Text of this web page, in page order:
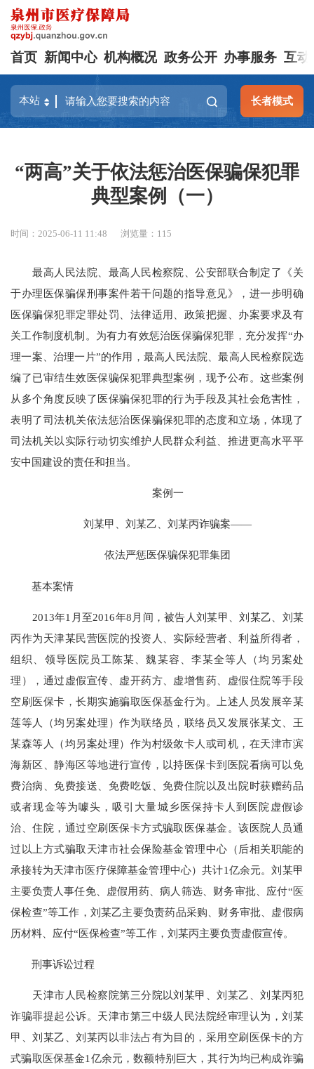
首页 新闻中心 机构概况 政务公开 办事服务 互动
长者模式
“两高”关于依法惩治医保骗保犯罪
典型案例（一）
时间：2025-06-11 11:48 浏览量： 115
最高人民法院、最高人民检察院、公安部联合制定了《关
于办理医保骗保刑事案件若干问题的指导意见》，进一步明确
医保骗保犯罪定罪处罚、法律适用、政策把握、办案要求及有
关工作制度机制。为有力有效惩治医保骗保犯罪，充分发挥“办
理一案、治理一片”的作用，最高人民法院、最高人民检察院选
编了已审结生效医保骗保犯罪典型案例，现予公布。这些案例
从多个角度反映了医保骗保犯罪的行为手段及其社会危害性，
表明了司法机关依法惩治医保骗保犯罪的态度和立场，体现了
司法机关以实际行动切实维护人民群众利益、推进更高水平平
安中国建设的责任和担当。
案例一
刘某甲、刘某乙、刘某丙诈骗案——
依法严惩医保骗保犯罪集团
基本案情
2013年1月至2016年8月间，被告人刘某甲、刘某乙、刘某
丙作为天津某民营医院的投资人、实际经营者、利益所得者，
组织、领导医院员工陈某、魏某容、李某全等人（均另案处
理），通过虚假宣传、虚开药方、虚增售药、虚假住院等手段
空刷医保卡，长期实施骗取医保基金行为。上述人员发展辛某
莲等人（均另案处理）作为联络员，联络员又发展张某文、王
某森等人（均另案处理）作为村级敛卡人或司机，在天津市滨
海新区、静海区等地进行宣传，以持医保卡到医院看病可以免
费治病、免费接送、免费吃饭、免费住院以及出院时获赠药品
或者现金等为噱头，吸引大量城乡医保持卡人到医院虚假诊
治、住院，通过空刷医保卡方式骗取医保基金。该医院人员通
过以上方式骗取天津市社会保险基金管理中心（后相关职能的
承接转为天津市医疗保障基金管理中心）共计1亿余元。刘某甲
主要负责人事任免、虚假用药、病人筛选、财务审批、应付“医
保检查”等工作，刘某乙主要负责药品采购、财务审批、虚假病
历材料、应付“医保检查”等工作，刘某丙主要负责虚假宣传。
刑事诉讼过程
天津市人民检察院第三分院以刘某甲、刘某乙、刘某丙犯
诈骗罪提起公诉。天津市第三中级人民法院经审理认为，刘某
甲、刘某乙、刘某丙以非法占有为目的，采用空刷医保卡的方
式骗取医保基金1亿余元，数额特别巨大，其行为均已构成诈骗